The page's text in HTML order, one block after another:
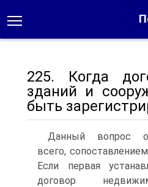
225. Когда
зданий и
быть
Данный вопрос
всего,
Если первая
договор